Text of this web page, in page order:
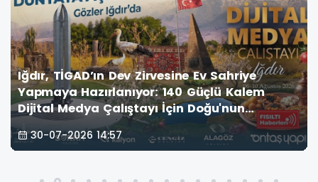
Iğdır, TİGAD’ın Dev Zirvesine Ev Sahriye
Yapmaya Hazırlanıyor: 140 Güçlü Kalem
Dijital Medya Çalıştayı İçin Doğu'nun
Kapısında!
30-07-2026 14:57